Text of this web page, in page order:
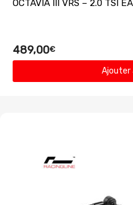
OCTAVIA III VRS – 2.0 TSI
489,00€
Ajouter